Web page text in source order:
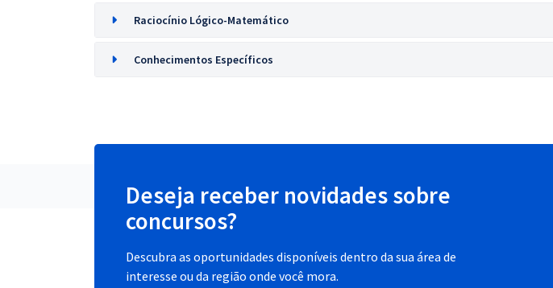
Raciocínio Lógico-Matemático
Conhecimentos Específicos
Deseja receber novidades sobre
concursos?
Descubra as oportunidades disponíveis dentro da sua área de
interesse ou da região onde você mora.